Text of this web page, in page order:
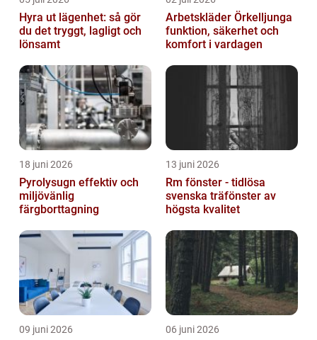
Hyra ut lägenhet: så gör
du det tryggt, lagligt och
lönsamt
Arbetskläder Örkelljunga
funktion, säkerhet och
komfort i vardagen
18 juni 2026
Pyrolysugn effektiv och
miljövänlig
färgborttagning
13 juni 2026
Rm fönster - tidlösa
svenska träfönster av
högsta kvalitet
09 juni 2026 06 juni 2026